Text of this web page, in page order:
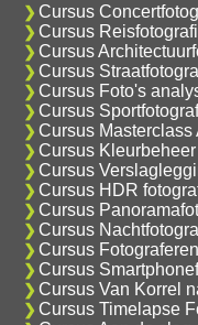
Cursus
Cursus
Cursus
Cursus
Cursus Foto's
Cursus
Cursus Masterclass
Cursus Kleurbeheer
Cursus
Cursus HDR
Cursus
Cursus
Cursus
Cursus
Cursus Van Korrel
Cursus Timelapse